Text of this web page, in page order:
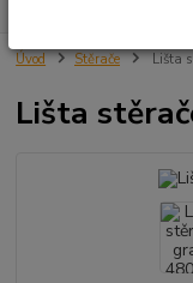
Úvod Stěrače Lišta
Lišta